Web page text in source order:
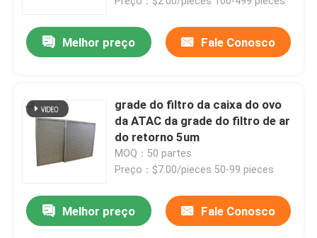
Melhor preço Fale Conosco
grade do filtro da caixa do ovo
da ATAC da grade do filtro de ar
do retorno 5um
MOQ：50 partes
Preço：$7.00/pieces 50-99 pieces
Melhor preço Fale Conosco